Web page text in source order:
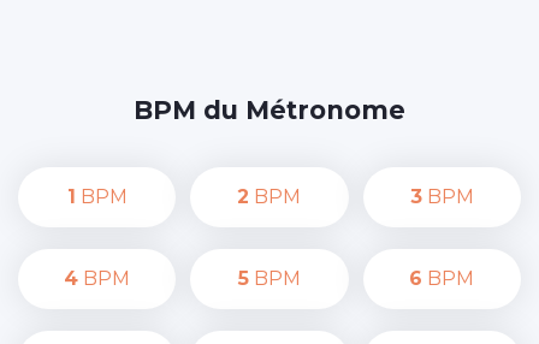
BPM du Métronome
1 BPM 2 BPM 3BPM
4 BPM 5BPM 6 BPM